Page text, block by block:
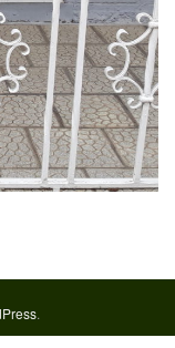
n
.